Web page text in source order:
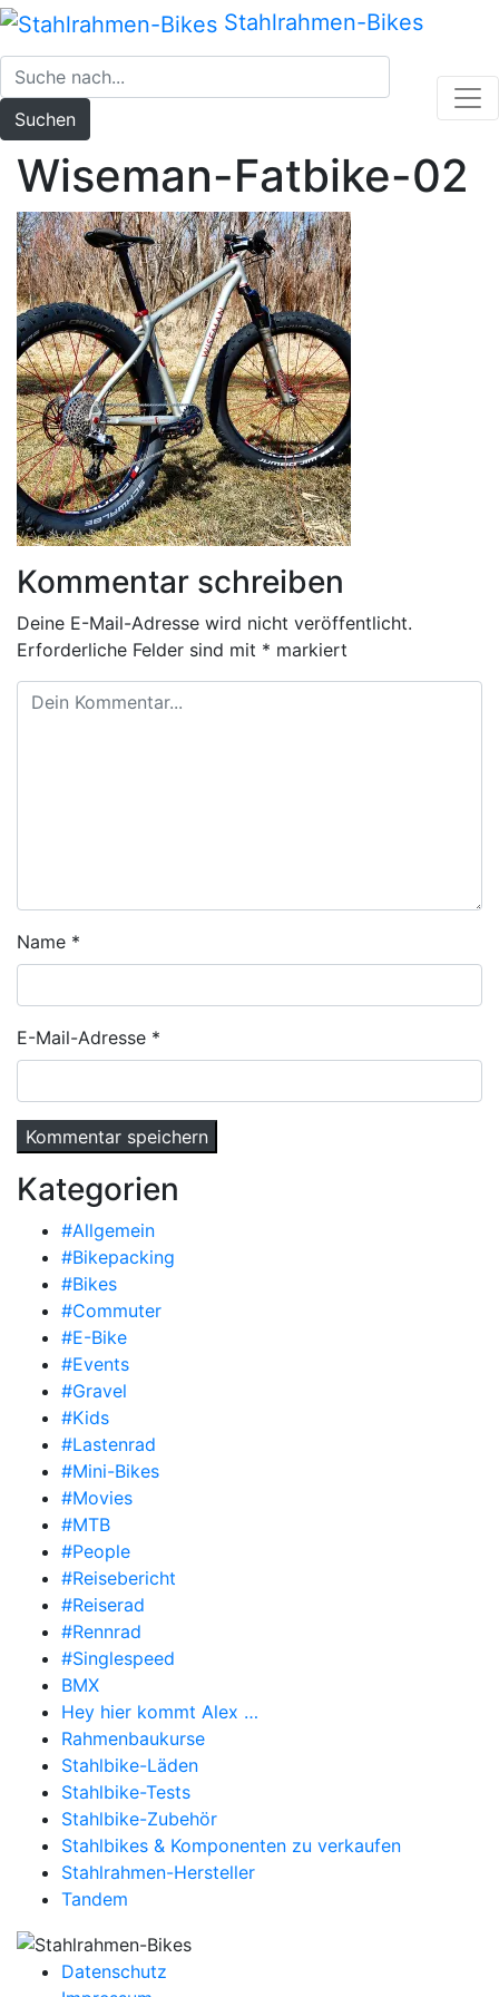
Zum
Inhalt
springen
Stahlrahmen-Bikes
Suchen
Wiseman-Fatbike-02
Kommentar schreiben
Deine E-Mail-Adresse wird nicht veröffentlicht.
Erforderliche Felder sind mit * markiert
Name *
E-Mail-Adresse *
Kategorien
#Allgemein
#Bikepacking
#Bikes
#Commuter
#E-Bike
#Events
#Gravel
#Kids
#Lastenrad
#Mini-Bikes
#Movies
#MTB
#People
#Reisebericht
#Reiserad
#Rennrad
#Singlespeed
BMX
Hey hier kommt Alex …
Rahmenbaukurse
Stahlbike-Läden
Stahlbike-Tests
Stahlbike-Zubehör
Stahlbikes & Komponenten zu verkaufen
Stahlrahmen-Hersteller
Tandem
Datenschutz